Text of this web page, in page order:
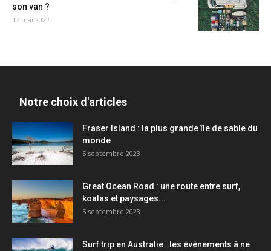
son van ?
17 mai 2022
Notre choix d'articles
Fraser Island : la plus grande île de sable du
monde
5 septembre 2023
Great Ocean Road : une route entre surf,
koalas et paysages...
5 septembre 2023
Surf trip en Australie : les événements à ne